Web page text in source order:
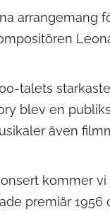
arrangemang
talets
blev en
även
kommer
premiär 1956